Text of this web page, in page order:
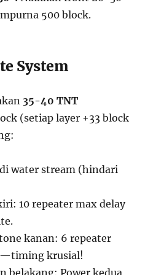
500 block.
System
35-40 TNT
(setiap layer +33 block
water stream (hindari
10 repeater max delay
kanan: 6 repeater
krusial!
belakang: Power kedua